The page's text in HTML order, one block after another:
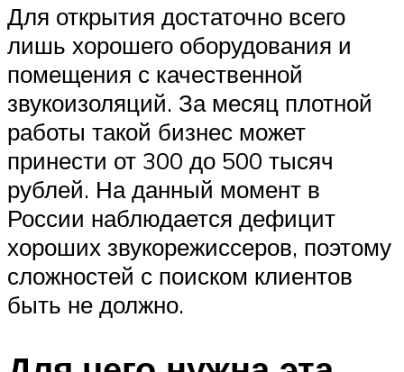
Для открытия достаточно всего
лишь хорошего оборудования и
помещения с качественной
звукоизоляций. За месяц плотной
работы такой бизнес может
принести от 300 до 500 тысяч
рублей. На данный момент в
России наблюдается дефицит
хороших звукорежиссеров, поэтому
сложностей с поиском клиентов
быть не должно.